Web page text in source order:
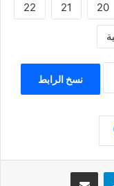
20
21
22
نسخ الرابط
تيلقرام مشاركة عبر البريد